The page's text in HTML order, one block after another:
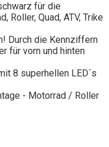
für die
Roller, Quad, ATV, Trike
Durch die Kennziffern
für vorn und hinten
8 superhellen LED´s
- Motorrad / Roller